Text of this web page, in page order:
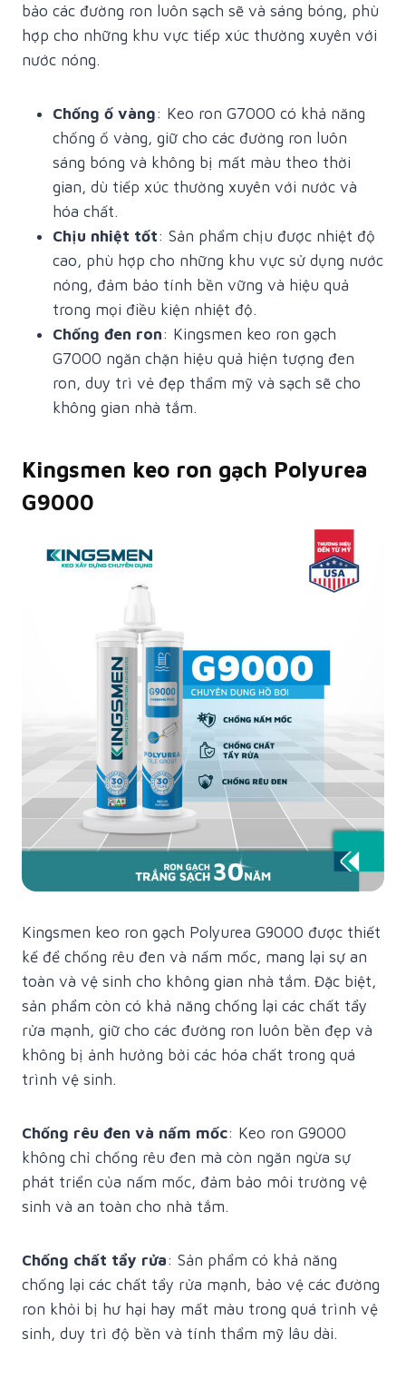
bảo các đường ron luôn sạch sẽ và sáng bóng, phù
hợp cho những khu vực tiếp xúc thường xuyên với
nước nóng.
Chống ố vàng: Keo ron G7000 có khả năng
chống ố vàng, giữ cho các đường ron luôn
sáng bóng và không bị mất màu theo thời
gian, dù tiếp xúc thường xuyên với nước và
hóa chất.
Chịu nhiệt tốt: Sản phẩm chịu được nhiệt độ
cao, phù hợp cho những khu vực sử dụng nước
nóng, đảm bảo tính bền vững và hiệu quả
trong mọi điều kiện nhiệt độ.
Chống đen ron: Kingsmen keo ron gạch
G7000 ngăn chặn hiệu quả hiện tượng đen
ron, duy trì vẻ đẹp thẩm mỹ và sạch sẽ cho
không gian nhà tắm.
Kingsmen keo ron gạch Polyurea
G9000
Kingsmen keo ron gạch Polyurea G9000 được thiết
kế để chống rêu đen và nấm mốc, mang lại sự an
toàn và vệ sinh cho không gian nhà tắm. Đặc biệt,
sản phẩm còn có khả năng chống lại các chất tẩy
rửa mạnh, giữ cho các đường ron luôn bền đẹp và
không bị ảnh hưởng bởi các hóa chất trong quá
trình vệ sinh.
Chống rêu đen và nấm mốc: Keo ron G9000
không chỉ chống rêu đen mà còn ngăn ngừa sự
phát triển của nấm mốc, đảm bảo môi trường vệ
sinh và an toàn cho nhà tắm.
Chống chất tẩy rửa: Sản phẩm có khả năng
chống lại các chất tẩy rửa mạnh, bảo vệ các đường
ron khỏi bị hư hại hay mất màu trong quá trình vệ
sinh, duy trì độ bền và tính thẩm mỹ lâu dài.